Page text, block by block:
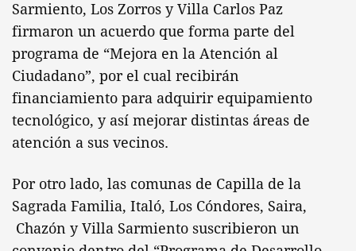
Sarmiento, Los Zorros y Villa Carlos Paz
firmaron un acuerdo que forma parte del
programa de “Mejora en la Atención al
Ciudadano”, por el cual recibirán
financiamiento para adquirir equipamiento
tecnológico, y así mejorar distintas áreas de
atención a sus vecinos.
Por otro lado, las comunas de Capilla de la
Sagrada Familia, Italó, Los Cóndores, Saira,
Chazón y Villa Sarmiento suscribieron un